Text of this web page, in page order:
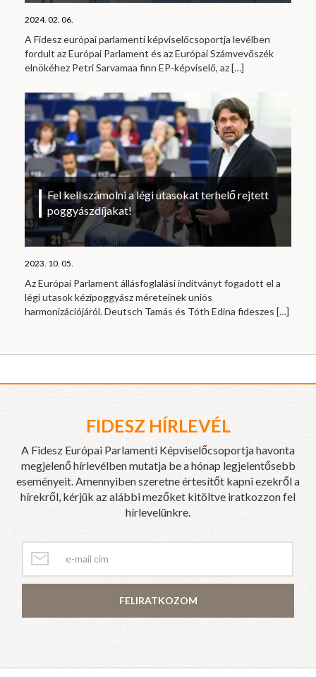
2024. 02. 06.
A Fidesz európai parlamenti képviselőcsoportja levélben
fordult az Európai Parlament és az Európai Számvevőszék
elnökéhez Petri Sarvamaa finn EP-képviselő, az[…]
Fel kell számolni a légi utasokat terhelő rejtett
poggyászdíjakat!
2023. 10. 05.
Az Európai Parlament állásfoglalási indítványt fogadott el a
légi utasok kézipoggyász méreteinek uniós
harmonizációjáról. Deutsch Tamás és Tóth Edina fideszes […]
FIDESZ HÍRLEVÉL
A Fidesz Európai Parlamenti Képviselőcsoportja havonta
megjelenő hírlevélben mutatja be a hónap legjelentősebb
eseményeit. Amennyiben szeretne értesítőt kapni ezekről a
hírekről, kérjük az alábbi mezőket kitöltve iratkozzon fel
hírlevelünkre.
FELIRATKOZOM